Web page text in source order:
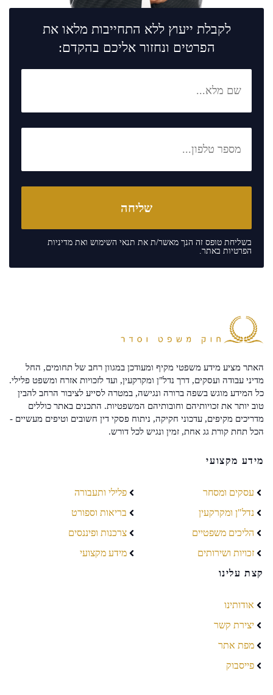
לקבלת ייעוץ ללא התחייבות מלאו את
הפרטים ונחזור אליכם בהקדם:
בשליחת טופס זה הנך מאשר/ת את תנאי השימוש ואת מדיניות
הפרטיות באתר.
האתר מציע מידע משפטי מקיף ומעודכן במגוון רחב של תחומים, החל
מדיני עבודה ועסקים, דרך נדל"ן ומקרקעין, ועד לזכויות אזרח ומשפט פלילי.
כל המידע מוגש בשפה ברורה ונגישה, במטרה לסייע לציבור הרחב להבין
טוב יותר את זכויותיהם וחובותיהם המשפטיות. התכנים באתר כוללים
מדריכים מקיפים, עדכוני חקיקה, ניתוח פסקי דין חשובים וטיפים מעשיים -
הכל תחת קורת גג אחת, זמין ונגיש לכל דורש.
מידע מקצועי
עסקים ומסחר
נדל"ן ומקרקעין
הליכים משפטיים
זכויות ושירותים
פלילי ותעבורה
בריאות וספורט
צרכנות ופיננסים
מידע מקצועי
קצת עלינו
אודותינו
יצירת קשר
מפת אתר
פייסבוק